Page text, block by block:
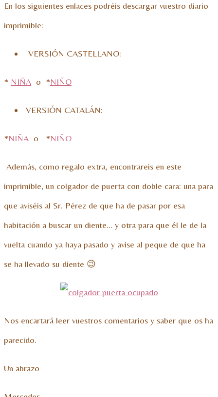
En los siguientes enlaces podréis descargar vuestro diario
imprimible:
VERSIÓN CASTELLANO:
* NIÑA o *NIÑO
VERSIÓN CATALÁN:
*NIÑA o *NIÑO
Además, como regalo extra, encontrareis en este
imprimible, un colgador de puerta con doble cara: una para
que aviséis al Sr. Pérez de que ha de pasar por esa
habitación a buscar un diente… y otra para que él le de la
vuelta cuando ya haya pasado y avise al peque de que ha
se ha llevado su diente 😉
Nos encartará leer vuestros comentarios y saber que os ha
parecido.
Un abrazo